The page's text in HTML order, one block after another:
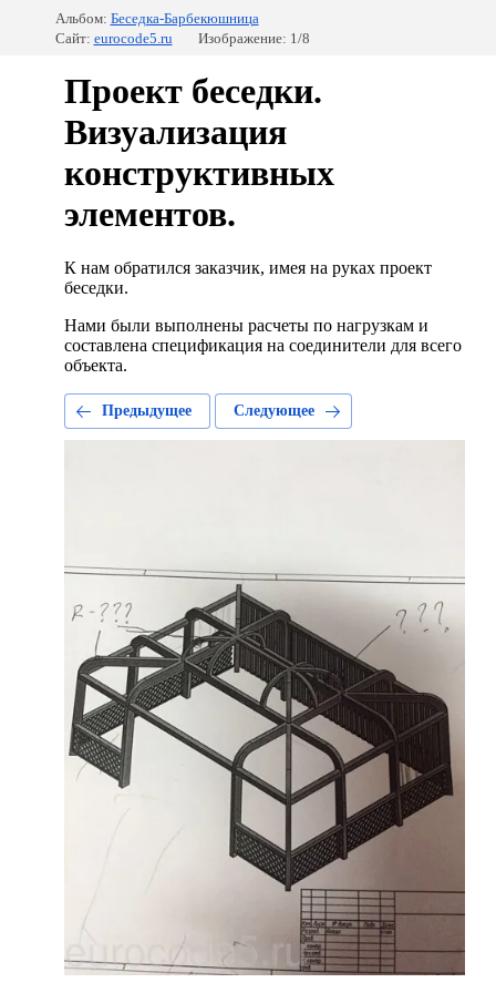
Альбом: Беседка-Барбекюшница
Сайт: eurocode5.ru Изображение: 1/8
Проект беседки.
Визуализация
конструктивных
элементов.
К нам обратился заказчик, имея на руках проект
беседки.
Нами были выполнены расчеты по нагрузкам и
составлена спецификация на соединители для всего
объекта.
Предыдущее Следующее